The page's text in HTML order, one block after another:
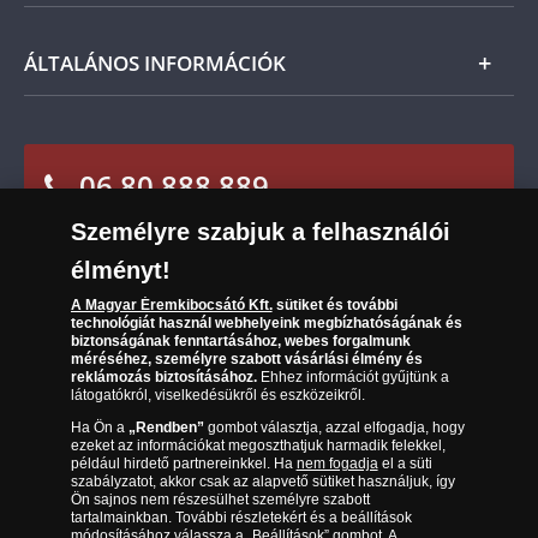
termék árát, akkor azt visszatérítjük Önnek.
Ügyfélszolgálat
Leiratkozás a hírlevélről
ÁLTALÁNOS INFORMÁCIÓK
Sütik (cookies) használata
Süti (cookies)Beállítások
Társaságunkról
Az érmék és érmek ára és értéke
Gyakran ismételt kérdések
Adatkezelés
06 80 888 889
(díjmentesen hívható hétfőtől csütörtökig 9.00 és 17.00
óra között, péntekenként 9.00 és 15.00 óra között)
Személyre szabjuk a felhasználói
élményt!
A Magyar Éremkibocsátó Kft.sütiket és további
technológiát használ webhelyeink megbízhatóságának és
biztonságának fenntartásához, webes forgalmunk
méréséhez, személyre szabott vásárlási élmény és
reklámozás biztosításához.Ehhez információt gyűjtünk a
látogatókról, viselkedésükről és eszközeikről.
Ha Ön a „Rendben”gombot választja, azzal elfogadja, hogy
ezeket az információkat megoszthatjuk harmadik felekkel,
például hirdető partnereinkkel. Ha nem fogadjael a süti
szabályzatot, akkor csak az alapvető sütiket használjuk, így
Ön sajnos nem részesülhet személyre szabott
tartalmainkban. További részletekért és a beállítások